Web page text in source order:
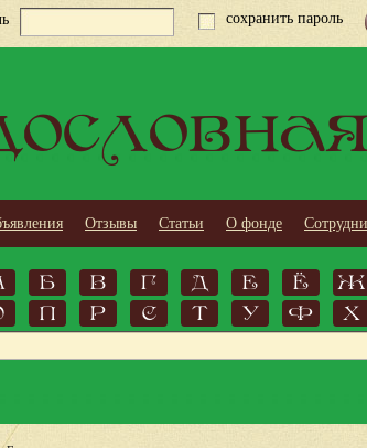
сохранить пароль
Отзывы Статьи О фонде
Б В Г Д Е Ё Ж
П Р С Т У Ф Х